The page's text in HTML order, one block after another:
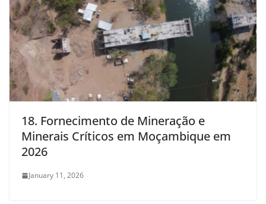
18. Fornecimento de Mineração e
Minerais Críticos em Moçambique em
2026
January 11, 2026